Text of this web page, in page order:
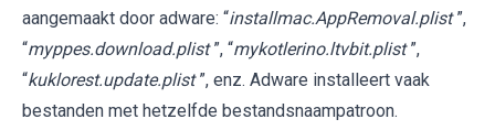
aangemaakt door adware: “installmac.AppRemoval.plist ”,
“myppes.download.plist ”, “mykotlerino.ltvbit.plist ”,
“kuklorest.update.plist ”, enz. Adware installeert vaak
bestanden met hetzelfde bestandsnaampatroon.